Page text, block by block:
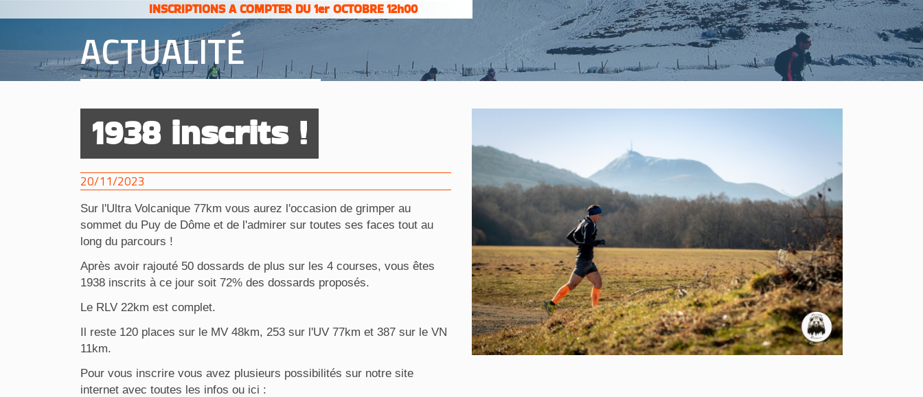
INSCRIPTIONS A COMPTER DU 1er OCTOBRE 12h00
ACTUALITÉ
1938 inscrits !
20/11/2023
Sur l'Ultra Volcanique 77km vous aurez l'occasion de grimper au
sommet du Puy de Dôme et de l'admirer sur toutes ses faces tout au
long du parcours !
Après avoir rajouté 50 dossards de plus sur les 4 courses, vous êtes
1938 inscrits à ce jour soit 72% des dossards proposés.
Le RLV 22km est complet.
Il reste 120 places sur le MV 48km, 253 sur l'UV 77km et 387 sur le VN
11km.
Pour vous inscrire vous avez plusieurs possibilités sur notre site
internet avec toutes les infos ou ici :